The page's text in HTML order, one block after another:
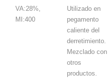
VA:28%,
MI:400
Utilizado en
pegamento
caliente del
derretimiento.
Mezclado con
otros
productos.